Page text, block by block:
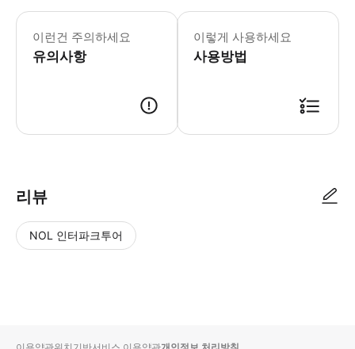
이런건 주의하세요
유의사항
이렇게 사용하세요
사용방법
리뷰
NOL 인터파크투어